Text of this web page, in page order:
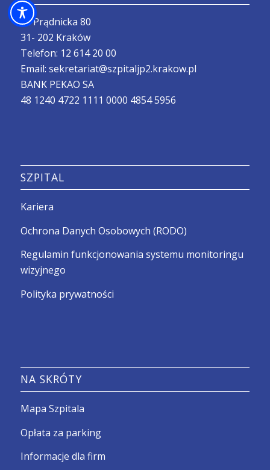
ul. Prądnicka 80
31- 202 Kraków
Telefon: 12 614 20 00
Email: sekretariat@szpitaljp2.krakow.pl
BANK PEKAO SA
48 1240 4722 1111 0000 4854 5956
SZPITAL
Kariera
Ochrona Danych Osobowych (RODO)
Regulamin funkcjonowania systemu monitoringu
wizyjnego
Polityka prywatności
NA SKRÓTY
Mapa Szpitala
Opłata za parking
Informacje dla firm